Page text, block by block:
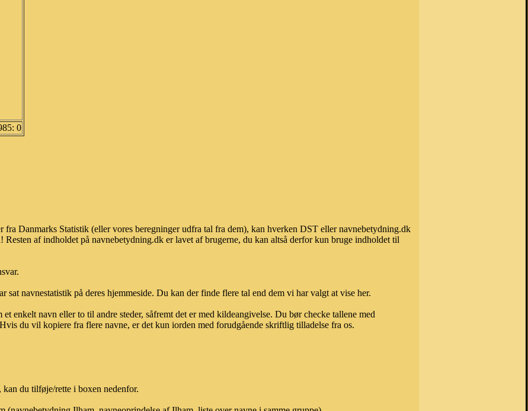
0
Danmarks Statistik (eller vores beregninger udfra tal fra dem), kan hverken DST eller navnebetydning.dk
af indholdet på navnebetydning.dk er lavet af brugerne, du kan altså derfor kun bruge indholdet til
navnestatistik på deres hjemmeside. Du kan der finde flere tal end dem vi har valgt at vise her.
enkelt navn eller to til andre steder, såfremt det er med kildeangivelse. Du bør checke tallene med
du vil kopiere fra flere navne, er det kun iorden med forudgående skriftlig tilladelse fra os.
du tilføje/rette i boxen nedenfor.